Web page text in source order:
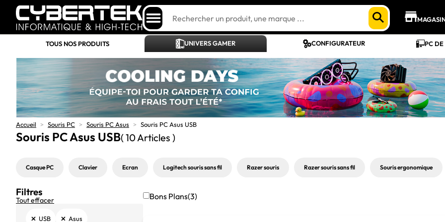
TOUS NOS PRODUITS UNIVERS GAMER CONFIGURATEUR PC DE
Accueil > Souris PC > Souris PC Asus > Souris PC Asus USB
Souris PC Asus USB( 10 Articles )
Casque PC Clavier Ecran Logitech souris sans fil Razer souris Razer souris sans fil Souris ergonomique
Filtres
Tout effacer
× USB × Asus
Bons Plans(3)